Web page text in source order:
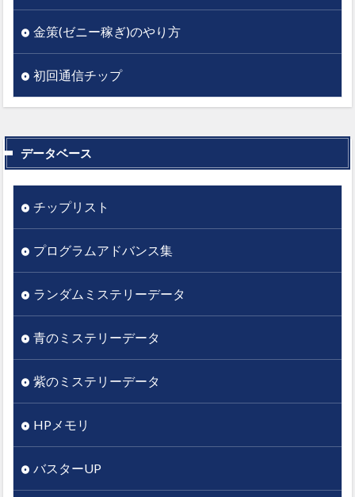
金策(ゼニー稼ぎ)のやり方
初回通信チップ
データベース
チップリスト
プログラムアドバンス集
ランダムミステリーデータ
青のミステリーデータ
紫のミステリーデータ
HPメモリ
バスターUP